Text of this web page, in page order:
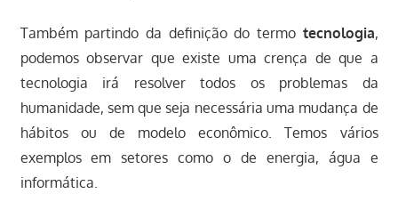
Também partindo da definição do termo tecnologia,
podemos observar que existe uma crença de que a
tecnologia irá resolver todos os problemas da
humanidade, sem que seja necessária uma mudança de
hábitos ou de modelo econômico. Temos vários
exemplos em setores como o de energia, água e
informática.